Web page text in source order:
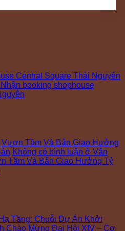
Central Square Thái Nguyên
booking shophouse
Tầm Và Bản Giao Hưởng
Không có bình luận ở Vân
Tầm Và Bản Giao Hưởng Tỷ
Tầng: Chuỗi Dự Án Khởi
Chào Mừng Đại Hội XIV – Cơ